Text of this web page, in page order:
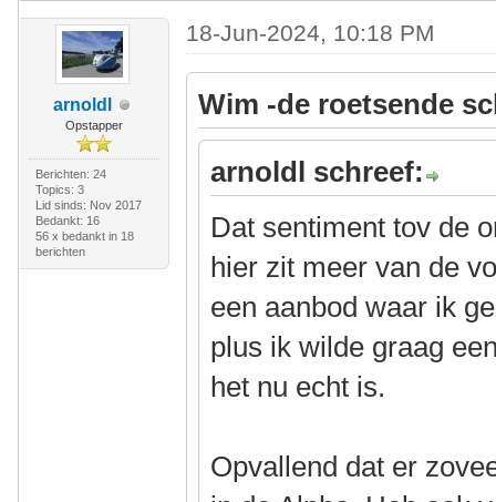
arnoldl
Opstapper
Berichten: 24
Topics: 3
Lid sinds: Nov 2017
Bedankt: 16
56 x bedankt in 18
berichten
18-Jun-2024, 10:18 PM
Wim -de roetsende
arnoldl schreef:
Dat sentiment tov de
hier zit meer van de
een aanbod waar ik
plus ik wilde graag
het nu echt is.
Opvallend dat er